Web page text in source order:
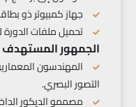
جهاز كمبيوتر ذو
تحميل ملفات الدورة
الجمهور المستهدف
المهندسون
التصور البصري.
مصممو الديكور